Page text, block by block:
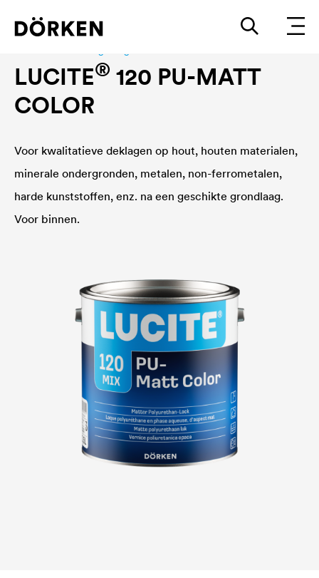
LUCITE® 120 PU-MATT
COLOR
Voor kwalitatieve deklagen op hout, houten materialen,
minerale ondergronden, metalen, non-ferrometalen,
harde kunststoffen, enz. na een geschikte grondlaag.
Voor binnen.